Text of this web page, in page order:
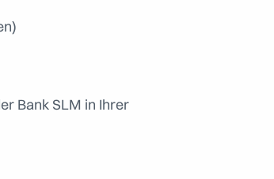
Bank SLM in Ihrer